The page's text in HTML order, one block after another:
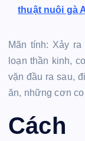
thuật nuôi gà
Mãn tính: Xảy
loạn thần kinh,
vặn đầu ra sau,
ăn, những cơn